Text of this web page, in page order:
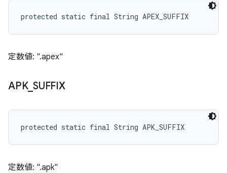
protected static final String APEX_SUFFIX
定数値: ".apex"
APK_ SUFFIX
protected static final String APK_SUFFIX
定数値: ".apk"